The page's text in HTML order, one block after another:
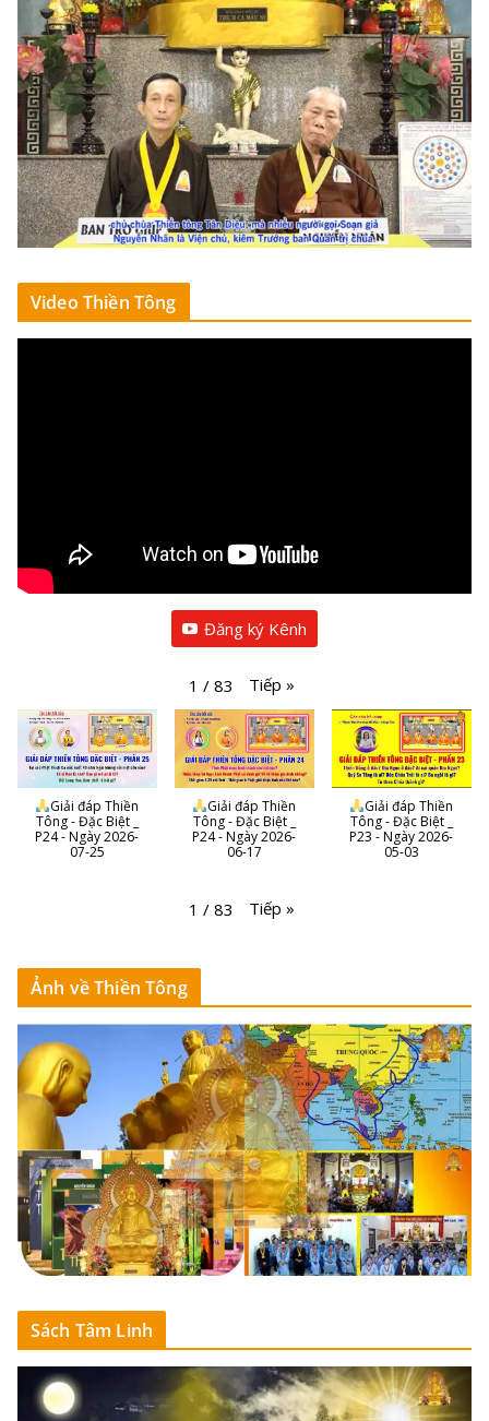
Video Thiền Tông
Đăng ký Kênh
1 / 83 Tiếp »
Giải đáp Thiền
Tông - Đặc Biệt _
P24 - Ngày 2026-
07-25
Giải đáp Thiền
Tông - Đặc Biệt _
P24 - Ngày 2026-
06-17
Giải đáp Thiền
Tông - Đặc Biệt _
P23 - Ngày 2026-
05-03
1 / 83 Tiếp »
Ảnh về Thiền Tông
Sách Tâm Linh